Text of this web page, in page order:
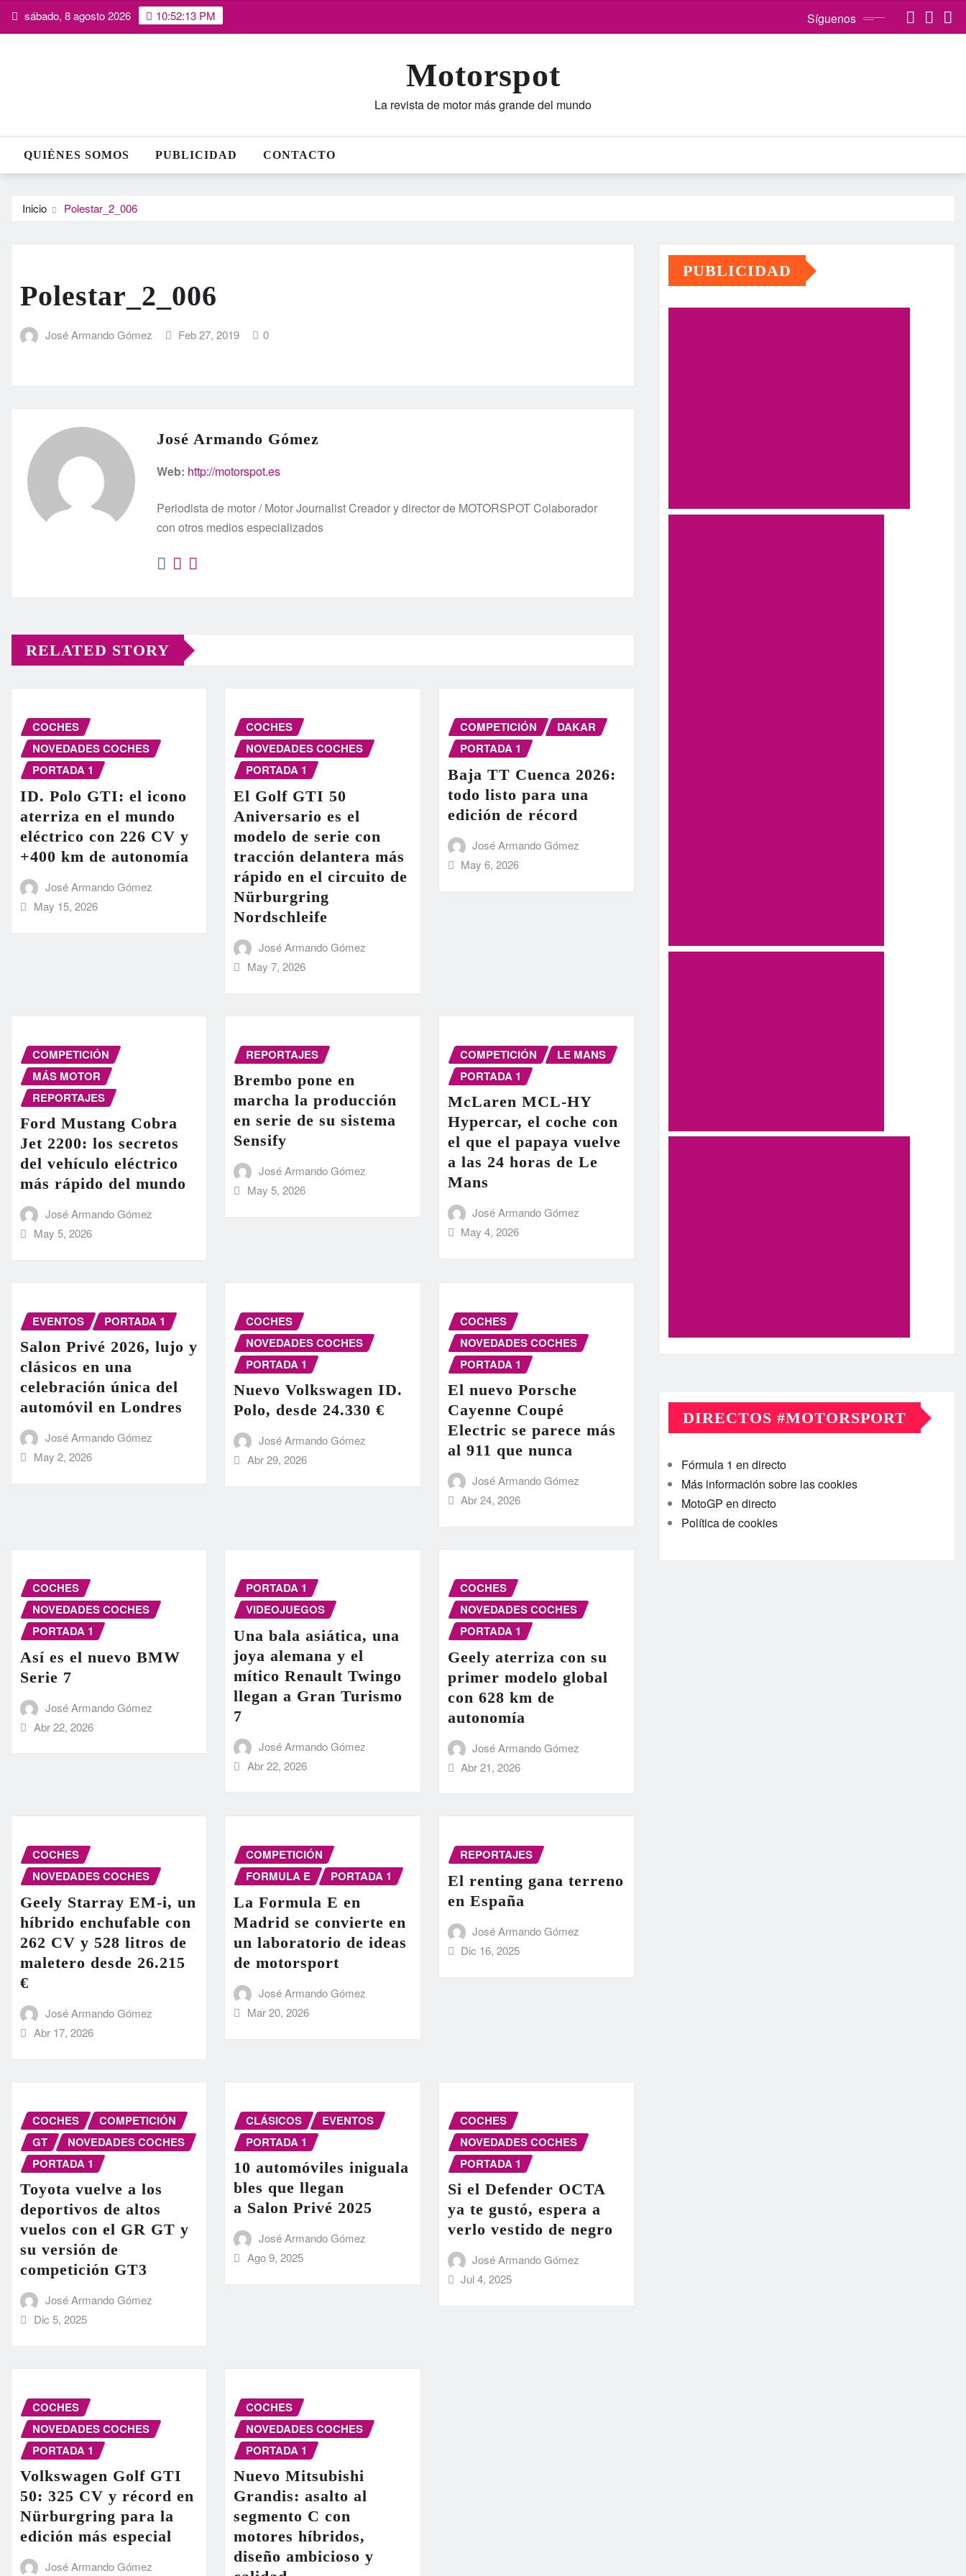
Saltar sábado, 8 agosto 2026 10:52:14 PM Síguenos
Motorspot
La revista de motor más grande del mundo
QUIÉNES SOMOS PUBLICIDAD CONTACTO
Inicio Polestar_2_006
Polestar_2_006
José Armando Gómez Feb 27, 2019 0
José Armando Gómez
Web: http://motorspot.es
Periodista de motor / Motor Journalist Creador y director de MOTORSPOT Colaborador
con otros medios especializados
RELATED STORY
COCHES
NOVEDADES COCHES
PORTADA 1
ID. Polo GTI: el icono
aterriza en el mundo
eléctrico con 226 CV y
+400 km de autonomía
José Armando Gómez
May 15, 2026
COCHES
NOVEDADES COCHES
PORTADA 1
El Golf GTI 50
Aniversario es el
modelo de serie con
tracción delantera más
rápido en el circuito de
Nürburgring
Nordschleife
José Armando Gómez
May 7, 2026
COMPETICIÓN
DAKAR
PORTADA 1
Baja TT Cuenca 2026:
todo listo para una
edición de récord
José Armando Gómez
May 6, 2026
COMPETICIÓN
MÁS MOTOR
REPORTAJES
Ford Mustang Cobra
Jet 2200: los secretos
del vehículo eléctrico
más rápido del mundo
José Armando Gómez
May 5, 2026
REPORTAJES
Brembo pone en
marcha la producción
en serie de su sistema
Sensify
José Armando Gómez
May 5, 2026
COMPETICIÓN
LE MANS
PORTADA 1
McLaren MCL-HY
Hypercar, el coche con
el que el papaya vuelve
a las 24 horas de Le
Mans
José Armando Gómez
May 4, 2026
EVENTOS PORTADA 1
Salon Privé 2026, lujo y
clásicos en una
celebración única del
automóvil en Londres
José Armando Gómez
May 2, 2026
COCHES
NOVEDADES COCHES
PORTADA 1
Nuevo Volkswagen ID.
Polo, desde 24.330 €
José Armando Gómez
Abr 29, 2026
COCHES
NOVEDADES COCHES
PORTADA 1
El nuevo Porsche
Cayenne Coupé
Electric se parece más
al 911 que nunca
José Armando Gómez
Abr 24, 2026
COCHES
NOVEDADES COCHES
PORTADA 1
Así es el nuevo BMW
Serie 7
José Armando Gómez
Abr 22, 2026
PORTADA 1
VIDEOJUEGOS
Una bala asiática, una
joya alemana y el
mítico Renault Twingo
llegan a Gran Turismo
7
José Armando Gómez
Abr 22, 2026
COCHES
NOVEDADES COCHES
PORTADA 1
Geely aterriza con su
primer modelo global
con 628 km de
autonomía
José Armando Gómez
Abr 21, 2026
COCHES
NOVEDADES COCHES
Geely Starray EM-i, un
híbrido enchufable con
262 CV y 528 litros de
maletero desde 26.215
€
José Armando Gómez
Abr 17, 2026
COMPETICIÓN
FORMULA E
PORTADA 1
La Formula E en
Madrid se convierte en
un laboratorio de ideas
de motorsport
José Armando Gómez
Mar 20, 2026
REPORTAJES
El renting gana terreno
en España
José Armando Gómez
Dic 16, 2025
COCHES
COMPETICIÓN
GT
NOVEDADES COCHES
PORTADA 1
Toyota vuelve a los
deportivos de altos
vuelos con el GR GT y
su versión de
competición GT3
José Armando Gómez
Dic 5, 2025
CLÁSICOS
EVENTOS
PORTADA 1
10 automóviles iniguala
bles que llegan
a Salon Privé 2025
José Armando Gómez
Ago 9, 2025
COCHES
NOVEDADES COCHES
PORTADA 1
Si el Defender OCTA
ya te gustó, espera a
verlo vestido de negro
José Armando Gómez
Jul 4, 2025
COCHES
NOVEDADES COCHES
PORTADA 1
Volkswagen Golf GTI
50: 325 CV y récord en
Nürburgring para la
edición más especial
José Armando Gómez
COCHES
NOVEDADES COCHES
PORTADA 1
Nuevo Mitsubishi
Grandis: asalto al
segmento C con
motores híbridos,
diseño ambicioso y
PUBLICIDAD
DIRECTOS #MOTORSPORT
Fórmula 1 en directo
Más información sobre las cookies
MotoGP en directo
Política de cookies